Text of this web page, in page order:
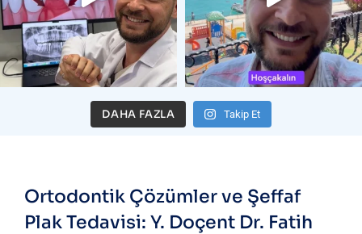
DAHA FAZLA Takip Et
Ortodontik Çözümler ve Şeffaf
Plak Tedavisi: Y. Doçent Dr. Fatih